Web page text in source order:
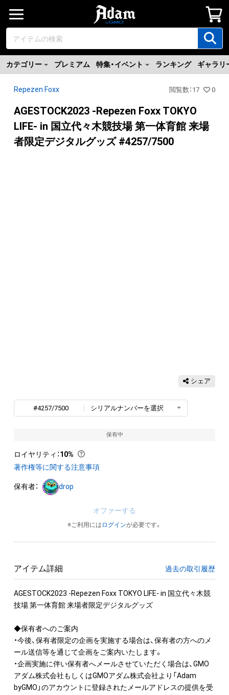
カテゴリー プレミアム 特集・イベント ランキング ギャラリ
Repezen Foxx 閲覧数 ： 17 0
AGESTOCK2023 -Repezen Foxx TOKYO
LIFE- in 国立代々木競技場 第一体育館 来場
者限定デジタルグッズ #4257/7500
シェア
#4257/7500 シリアルナンバーを選択
保有中
ロイヤリティ ：10%
著作権等に関する注意事項
保有者： drop
オファーする
※ご利用には ログインが必要です。
アイテム詳細 過去の取引履歴
AGESTOCK2023 -Repezen Foxx TOKYO LIFE- in 国立代々木競
技場 第一体育館 来場者限定デジタルグッズ
◆保有者へのご案内
・今後、保有者限定の企画を実施する場合は、保有者の方へのメ
ール送信等を通じて企画をご案内いたします。
・企画実施に伴い保有者へメールさせていただく場合は、GMO
アダム株式会社もしくはGMOアダム株式会社より「Adam
byGMO」のアカウントに登録されたメールアドレスの提供を受